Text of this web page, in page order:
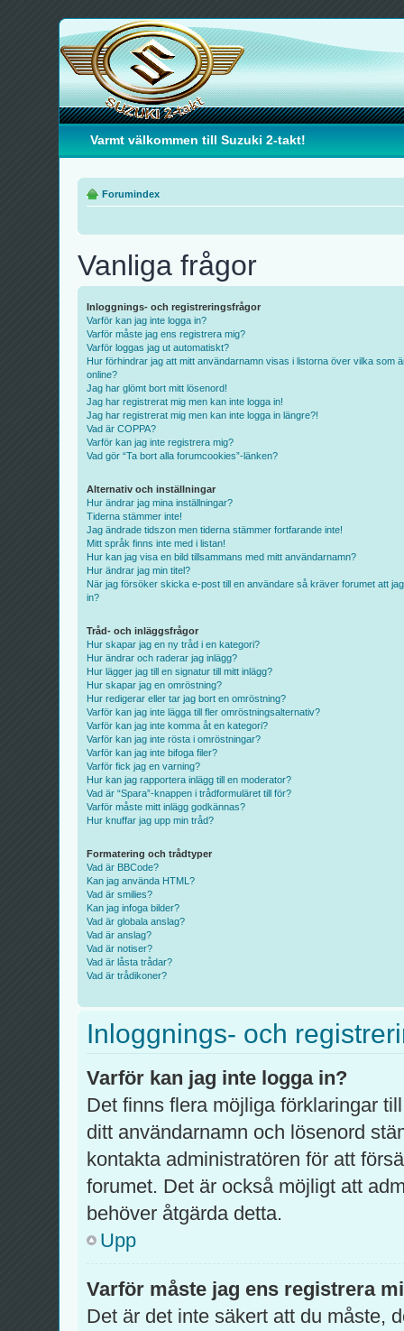
Varmt välkommen till Suzuki 2-takt!
Forumindex
Vanliga frågor
Inloggnings- och registreringsfrågor
Varför kan jag inte logga in?
Varför måste jag ens registrera mig?
Varför loggas jag ut automatiskt?
Hur förhindrar jag att mitt användarnamn visas i listorna över vilka som
online?
Jag har glömt bort mitt lösenord!
Jag har registrerat mig men kan inte logga in!
Jag har registrerat mig men kan inte logga in längre?!
Vad är COPPA?
Varför kan jag inte registrera mig?
Vad gör “Ta bort alla forumcookies”-länken?
Alternativ och inställningar
Hur ändrar jag mina inställningar?
Tiderna stämmer inte!
Jag ändrade tidszon men tiderna stämmer fortfarande inte!
Mitt språk finns inte med i listan!
Hur kan jag visa en bild tillsammans med mitt användarnamn?
Hur ändrar jag min titel?
När jag försöker skicka e-post till en användare så kräver forumet att
in?
Tråd- och inläggsfrågor
Hur skapar jag en ny tråd i en kategori?
Hur ändrar och raderar jag inlägg?
Hur lägger jag till en signatur till mitt inlägg?
Hur skapar jag en omröstning?
Hur redigerar eller tar jag bort en omröstning?
Varför kan jag inte lägga till fler omröstningsalternativ?
Varför kan jag inte komma åt en kategori?
Varför kan jag inte rösta i omröstningar?
Varför kan jag inte bifoga filer?
Varför fick jag en varning?
Hur kan jag rapportera inlägg till en moderator?
Vad är “Spara”-knappen i trådformuläret till för?
Varför måste mitt inlägg godkännas?
Hur knuffar jag upp min tråd?
Formatering och trådtyper
Vad är BBCode?
Kan jag använda HTML?
Vad är smilies?
Kan jag infoga bilder?
Vad är globala anslag?
Vad är anslag?
Vad är notiser?
Vad är låsta trådar?
Vad är trådikoner?
Inloggnings- och
Varför kan jag inte logga in?
Det finns flera möjliga förklaringar
ditt användarnamn och lösenord
kontakta administratören för att
forumet. Det är också möjligt att
behöver åtgärda detta.
Upp
Varför måste jag ens registrera
Det är det inte säkert att du måste,